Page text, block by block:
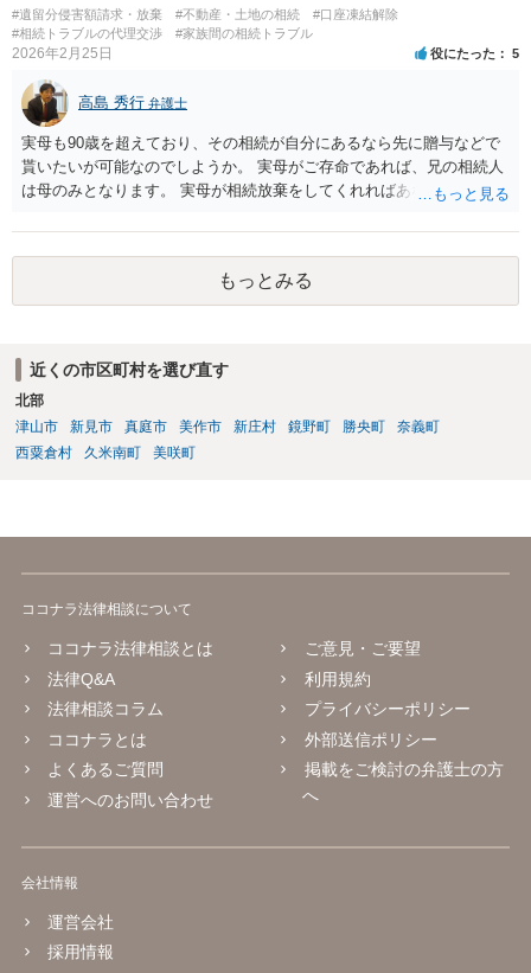
#遺留分侵害額請求・放棄 #不動産・土地の相続
#口座凍結解除
#相続トラブルの代理交渉
#家族間の相続トラブル
2026年2月25日 役にたった 5
高島 秀行 弁護士
実母も90歳を超えており、その相続が自分にあるなら先に贈与などで
貰いたいが可能なのでしようか。 実母がご存命であれば、兄の相続人
は母のみとなります。 実母が相続放棄をしてくれればあなた方兄弟及
ないと思います。
もっとみる
近くの市区町村を選び直す
北部
津山市
新見市 真庭市 美作市 新庄村 鏡野町 勝央町
奈義町
西粟倉村
久米南町 美咲町
ココナラ法律相談について
ココナラ法律相談とは
法律Q&A
法律相談コラム
ココナラとは
よくあるご質問
運営へのお問い合わせ
ご意見・ご要望
利用規約
プライバシーポリシー
外部送信ポリシー
掲載をご検討の弁護士の方
へ
会社情報
運営会社
採用情報